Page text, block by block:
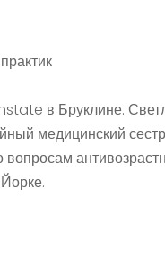
в Бруклине.
медицинский